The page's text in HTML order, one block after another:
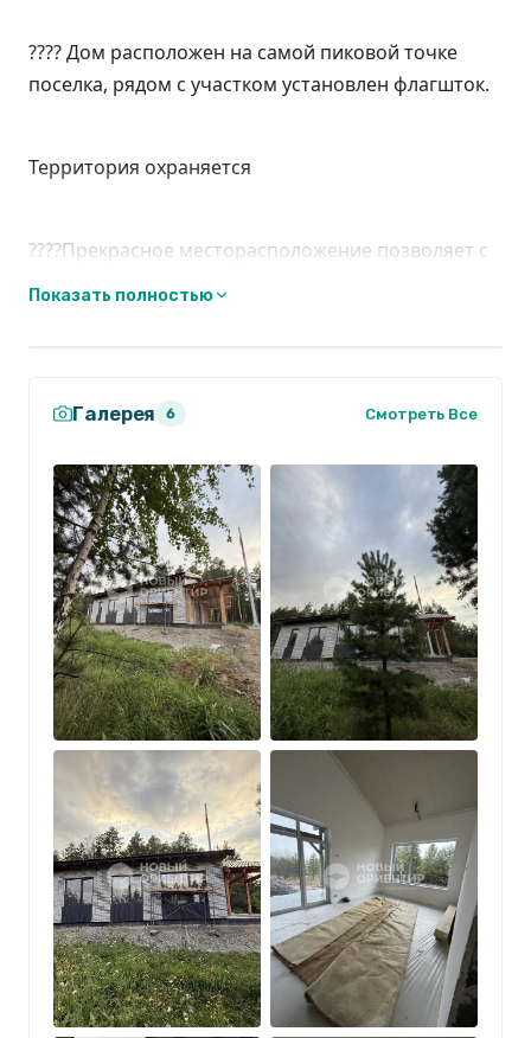
????️ Дом расположен на самой пиковой точке
поселка, рядом с участком установлен флагшток.
Территория охраняется
????Прекрасное месторасположение позволяет с
комфортом насладиться загородной жизнью
окна в кухне-гостиной создадут дополнительный
уют в вашем доме
Высота потолков 5 метров
???? В доме проведены все монтажные работы,
электрика разведена по дом
???? Школьный автобус забирает детей в школу
❗️Звоните, уточняйте, интересующую вас
информацию и записывайтесь на просмотр!
Показать полностью
Галерея 6 Смотреть Все